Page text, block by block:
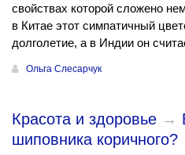
свойствах которой сложено
в Китае этот симпатичный
долголетие, а в Индии он
Ольга Слесарчук
Красота и здоровье →
шиповника коричного?